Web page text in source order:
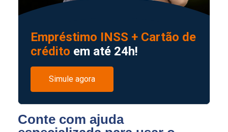
Empréstimo INSS + Cartão de
crédito em até 24h!
Simule agora
Conte com ajuda